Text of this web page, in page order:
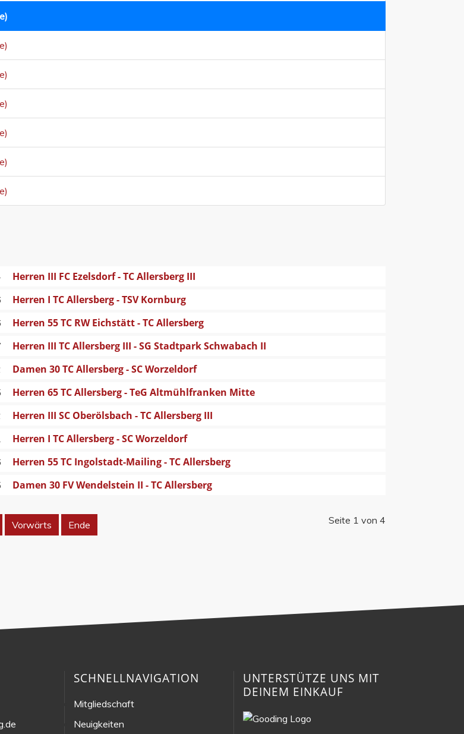
Herren III FC Ezelsdorf - TC Allersberg III
Herren I TC Allersberg - TSV Kornburg
Herren 55 TC RW Eichstätt - TC Allersberg
Herren III TC Allersberg III - SG Stadtpark Schwabach II
Damen 30 TC Allersberg - SC Worzeldorf
Herren 65 TC Allersberg - TeG Altmühlfranken Mitte
Herren III SC Oberölsbach - TC Allersberg III
Herren I TC Allersberg - SC Worzeldorf
Herren 55 TC Ingolstadt-Mailing - TC Allersberg
Damen 30 FV Wendelstein II - TC Allersberg
Seite 1 von 4
Vorwärts Ende
SCHNELLNAVIGATION
Mitgliedschaft
Neuigkeiten
UNTERSTÜTZE UNS MIT
DEINEM EINKAUF